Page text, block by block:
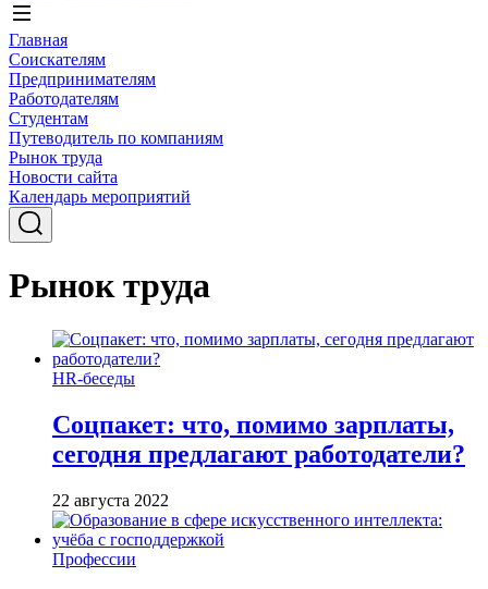
Главная
Соискателям
Предпринимателям
Работодателям
Студентам
Путеводитель по компаниям
Рынок труда
Новости сайта
Календарь мероприятий
Рынок труда
HR-беседы
Соцпакет: что, помимо зарплаты,
сегодня предлагают работодатели?
22 августа 2022
Профессии